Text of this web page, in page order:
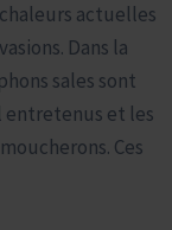
actuelles
Dans la
sales sont
entretenus et les
Ces